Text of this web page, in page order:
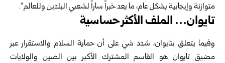
متوازنة وإيجابية بشكل عام، ما يعد خبراً ساراً لشعبي البلدين وللعالم”.
تايوان… الملف الأكثر حساسية
وفيما يتعلق بتايوان، شدد شي على أن حماية السلام والاستقرار عبر
مضيق تايوان هو القاسم المشترك الأكبر بين الصين والولايات